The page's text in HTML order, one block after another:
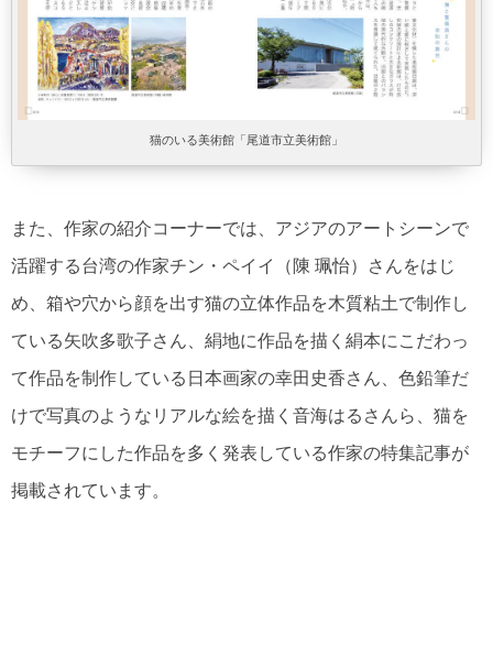
猫のいる美術館「尾道市立美術館」
また、作家の紹介コーナーでは、アジアのアートシーンで
活躍する台湾の作家チン・ペイイ（陳 珮怡）さんをはじ
め、箱や穴から顔を出す猫の立体作品を木質粘土で制作し
ている矢吹多歌子さん、絹地に作品を描く絹本にこだわっ
て作品を制作している日本画家の幸田史香さん、色鉛筆だ
けで写真のようなリアルな絵を描く音海はるさんら、猫を
モチーフにした作品を多く発表している作家の特集記事が
掲載されています。